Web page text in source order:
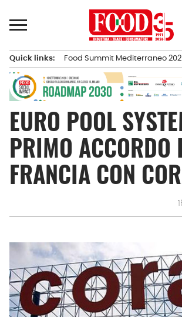
al
principale
Quick links: Food Summit Mediterraneo
EURO POOL
PRIMO ACCORDO
FRANCIA CON